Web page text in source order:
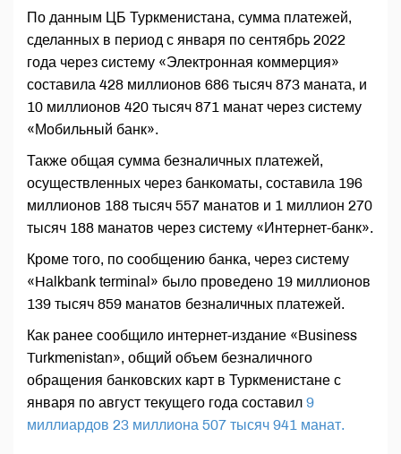
По данным ЦБ Туркменистана, сумма платежей,
сделанных в период с января по сентябрь 2022
года через систему «Электронная коммерция»
составила 428 миллионов 686 тысяч 873 маната, и
10 миллионов 420 тысяч 871 манат через систему
«Мобильный банк».
Также общая сумма безналичных платежей,
осуществленных через банкоматы, составила 196
миллионов 188 тысяч 557 манатов и 1 миллион 270
тысяч 188 манатов через систему «Интернет-банк».
Кроме того, по сообщению банка, через систему
«Halkbank terminal» было проведено 19 миллионов
139 тысяч 859 манатов безналичных платежей.
Как ранее сообщило интернет-издание «Business
Turkmenistan», общий объем безналичного
обращения банковских карт в Туркменистане с
января по август текущего года составил 9
миллиардов 23 миллиона 507 тысяч 941 манат.